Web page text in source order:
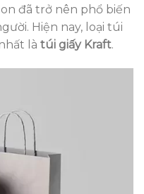
đã trở nên phổ biến
Hiện nay, loại túi
là túi giấy Kraft.